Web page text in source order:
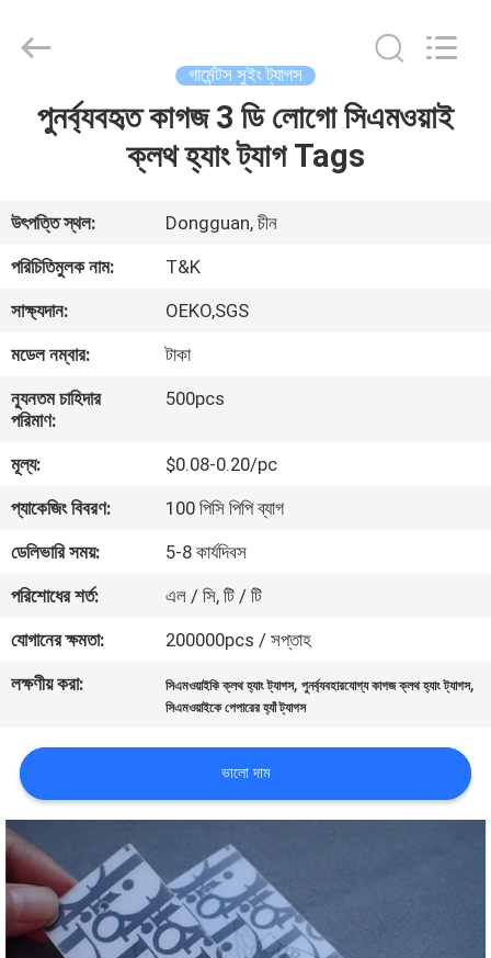
বাড়ি
আমাদের
সম্পর্কে
কারখানা
ভ্রমণ
মান
নিয়ন্ত্রণ
যোগাযোগ
করুন
উদ্ধৃতির
আবেদন
সাইট
ম্যাপ
Accessories
Co.,Ltd.
গার্মেন্টস সুইং ট্যাগস
পুনর্ব্যবহৃত কাগজ 3 ডি লোগো সিএমওয়াই
ক্লথ হ্যাং ট্যাগ Tags
উৎপত্তি স্থল:
Dongguan, চীন
পরিচিতিমুলক নাম:
T&K
সাক্ষ্যদান:
OEKO,SGS
মডেল নম্বার:
টাকা
ন্যূনতম চাহিদার
পরিমাণ:
500pcs
মূল্য:
$0.08-0.20/pc
প্যাকেজিং বিবরণ:
100 পিসি পিপি ব্যাগ
ডেলিভারি সময়:
5-8 কার্যদিবস
পরিশোধের শর্ত:
এল / সি, টি / টি
যোগানের ক্ষমতা:
200000pcs / সপ্তাহ
লক্ষণীয় করা:
সিএমওয়াইকি ক্লথ হ্যাং ট্যাগস,পুনর্ব্যবহারযোগ্য কাগজ ক্লথ হ্যাং ট্যাগস,
সিএমওয়াইকে পেপারের হ্যাঁ ট্যাগস
ভালো দাম